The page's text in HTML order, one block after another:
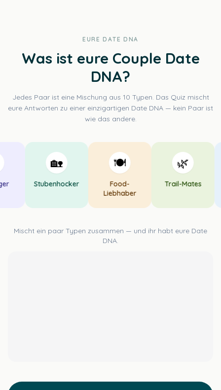
EURE DATE DNA
Was ist eure Couple Date
DNA?
Jedes Paar ist eine Mischung aus 10 Typen. Das Quiz mischt
eure Antworten zu einer einzigartigen Date DNA — kein Paar ist
wie das andere.
🏡
Stubenhocker
🍽️
Food-
Liebhaber
🌿
Trail-Mates
Mischt ein paar Typen zusammen — und ihr habt eure Date
DNA.